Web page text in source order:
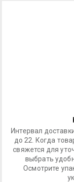
Интервал
до 22. Когда
свяжется для
выбрать
Осмотрите